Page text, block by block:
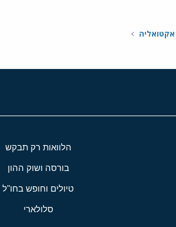
אקטואליה
הלוואות רק תבקש
בורסה ושוק ההון
טיולים וחופש בחו"ל
סלולארי